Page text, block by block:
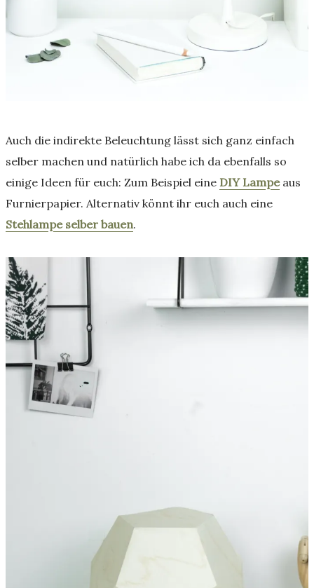
Auch die indirekte Beleuchtung lässt sich ganz einfach
selber machen und natürlich habe ich da ebenfalls so
einige Ideen für euch: Zum Beispiel eine DIY Lampeaus
Furnierpapier. Alternativ könnt ihr euch auch eine
Stehlampe selber bauen.